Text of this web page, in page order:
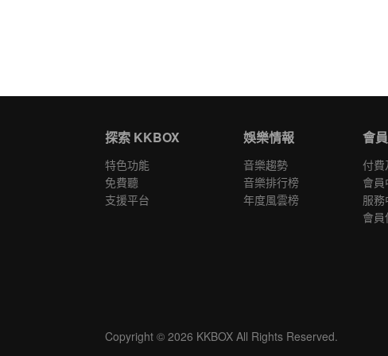
探索 KKBOX
特色功能
免費聽
支援平台
娛樂情報
音樂趨勢
音樂排行榜
年度風雲榜
會
付費
會
服
會
Copyright © 2026 KKBOX All Rights Reserved.